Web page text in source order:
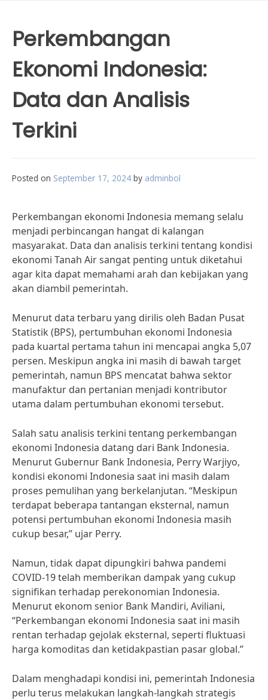
Perkembangan
Ekonomi Indonesia:
Data dan Analisis
Terkini
Posted on September 17, 2024 by adminbol
Perkembangan ekonomi Indonesia memang selalu
menjadi perbincangan hangat di kalangan
masyarakat. Data dan analisis terkini tentang kondisi
ekonomi Tanah Air sangat penting untuk diketahui
agar kita dapat memahami arah dan kebijakan yang
akan diambil pemerintah.
Menurut data terbaru yang dirilis oleh Badan Pusat
Statistik (BPS), pertumbuhan ekonomi Indonesia
pada kuartal pertama tahun ini mencapai angka 5,07
persen. Meskipun angka ini masih di bawah target
pemerintah, namun BPS mencatat bahwa sektor
manufaktur dan pertanian menjadi kontributor
utama dalam pertumbuhan ekonomi tersebut.
Salah satu analisis terkini tentang perkembangan
ekonomi Indonesia datang dari Bank Indonesia.
Menurut Gubernur Bank Indonesia, Perry Warjiyo,
kondisi ekonomi Indonesia saat ini masih dalam
proses pemulihan yang berkelanjutan. “Meskipun
terdapat beberapa tantangan eksternal, namun
potensi pertumbuhan ekonomi Indonesia masih
cukup besar,” ujar Perry.
Namun, tidak dapat dipungkiri bahwa pandemi
COVID-19 telah memberikan dampak yang cukup
signifikan terhadap perekonomian Indonesia.
Menurut ekonom senior Bank Mandiri, Aviliani,
“Perkembangan ekonomi Indonesia saat ini masih
rentan terhadap gejolak eksternal, seperti fluktuasi
harga komoditas dan ketidakpastian pasar global.”
Dalam menghadapi kondisi ini, pemerintah Indonesia
perlu terus melakukan langkah-langkah strategis